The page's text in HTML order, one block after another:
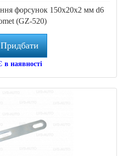
форсунок 150x20x2 мм d6
(GZ-520)
Придбати
в наявності